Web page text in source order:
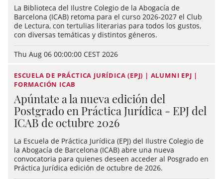
La Biblioteca del Ilustre Colegio de la Abogacía de
Barcelona (ICAB) retoma para el curso 2026-2027 el Club
de Lectura, con tertulias literarias para todos los gustos,
con diversas temáticas y distintos géneros.
Thu Aug 06 00:00:00 CEST 2026
ESCUELA DE PRÁCTICA JURÍDICA (EPJ) | ALUMNI EPJ |
FORMACIÓN ICAB
Apúntate a la nueva edición del
Postgrado en Práctica Jurídica - EPJ del
ICAB de octubre 2026
La Escuela de Práctica Jurídica (EPJ) del Ilustre Colegio de
la Abogacía de Barcelona (ICAB) abre una nueva
convocatoria para quienes deseen acceder al Posgrado en
Práctica Jurídica edición de octubre de 2026.